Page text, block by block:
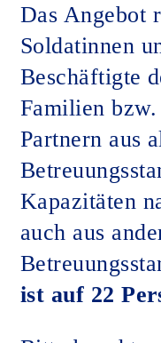
Das Angebot
Soldatinnen
Beschäftigte
Familien
Partnern aus
Kapazitäten
auch aus
ist auf 22